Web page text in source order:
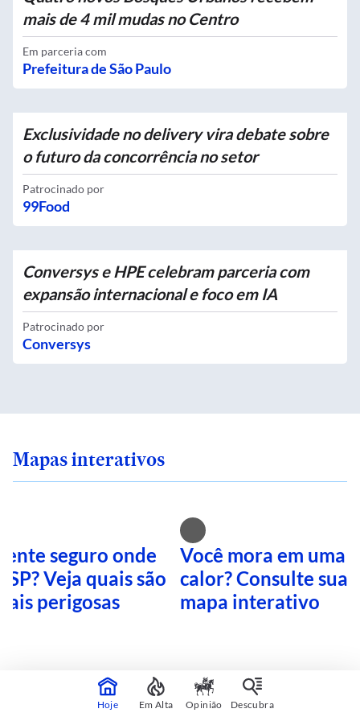
mais de 4 mil mudas no Centro
Em parceria com
Prefeitura de São Paulo
Exclusividade no delivery vira debate sobre
o futuro da concorrência no setor
Patrocinado por
99Food
Conversys e HPE celebram parceria com
expansão internacional e foco em IA
Patrocinado por
Conversys
Mapas interativos
seguro onde
SP? Veja quais são
perigosas
Você mora em uma
calor? Consulte sua
mapa interativo
CONTINUA APÓS A PUBLICIDADE
Hoje Em Alta Opinião Descubra